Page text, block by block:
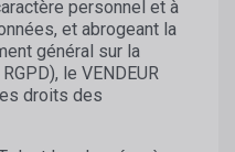
personnel et à
et abrogeant la
général sur la
le VENDEUR
droits des